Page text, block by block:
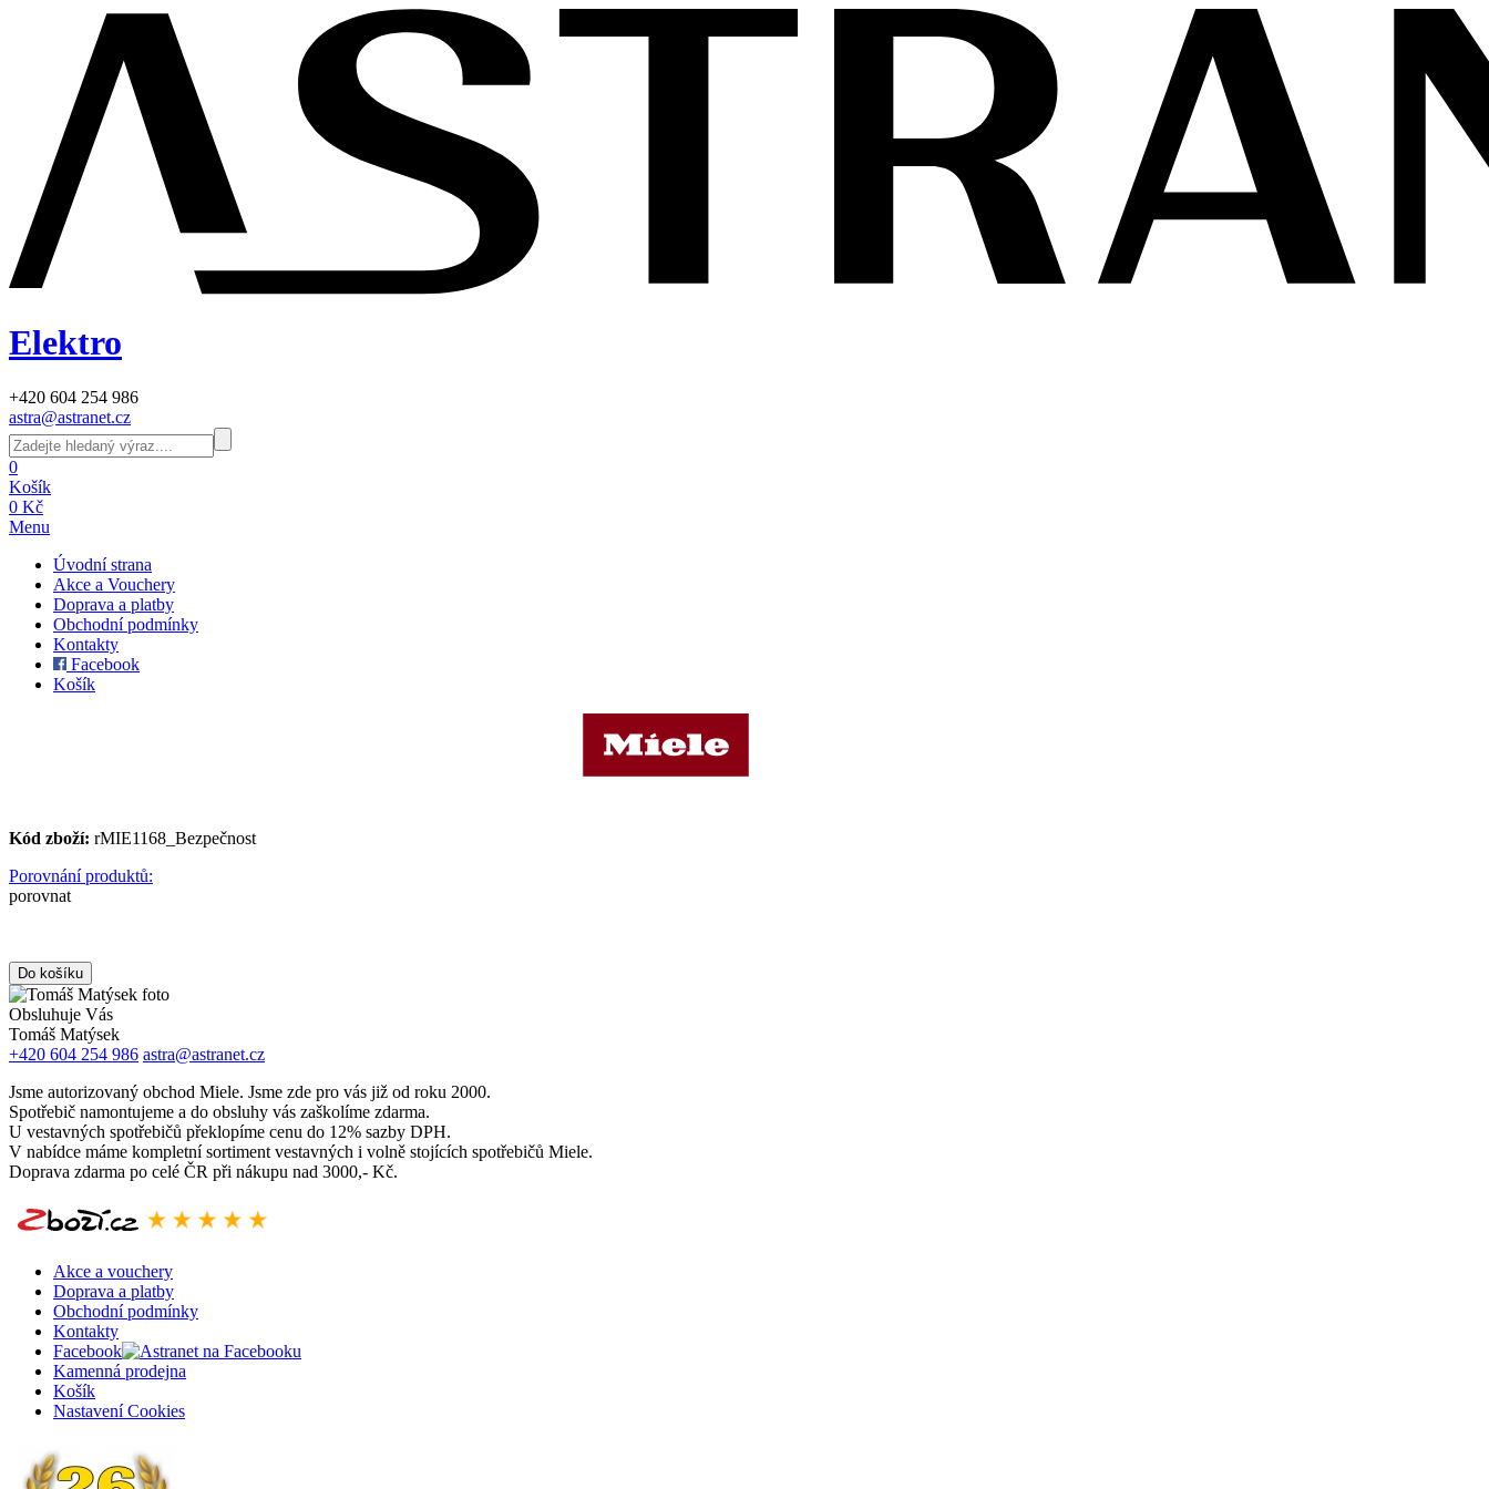
Elektro
+420 604 254 986
astra@astranet.cz
0
Košík
0 Kč
Menu
Úvodní strana
Akce a Vouchery
Doprava a platby
Obchodní podmínky
Kontakty
Facebook
Košík
Kód zboží: rMIE1168_Bezpečnost
Porovnání produktů:
porovnat
Obsluhuje Vás
Tomáš Matýsek
+420 604 254 986 astra@astranet.cz
Jsme autorizovaný obchod Miele. Jsme zde pro vás již od roku 2000.
Spotřebič namontujeme a do obsluhy vás zaškolíme zdarma.
U vestavných spotřebičů překlopíme cenu do 12% sazby DPH.
V nabídce máme kompletní sortiment vestavných i volně stojících spotřebičů Miele.
Doprava zdarma po celé ČR při nákupu nad 3000,- Kč.
Akce a vouchery
Doprava a platby
Obchodní podmínky
Kontakty
Facebook
Kamenná prodejna
Košík
Nastavení Cookies